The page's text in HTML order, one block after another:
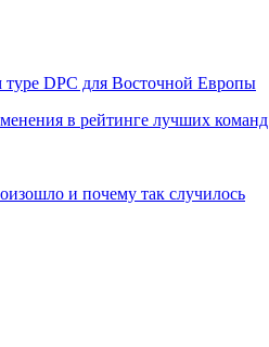
туре DPC для Восточной Европы
в рейтинге лучших команд
и почему так случилось